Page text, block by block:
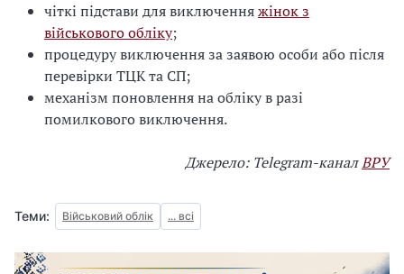
чіткі підстави для виключенняжінок з
військового обліку;
процедуру виключення за заявою особи або після
перевірки ТЦК та СП;
механізм поновлення на обліку в разі
помилкового виключення.
Джерело: Telegram-каналВРУ
Теми: Військовий облік ... всі